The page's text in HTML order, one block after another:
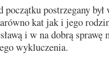
początku postrzegany
kat jak i jego
i w na dobrą sprawę
wykluczenia.